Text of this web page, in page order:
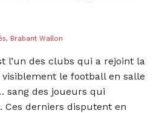
, Brabant Wallon
l’un des clubs qui a rejoint la
visiblement le football en salle
sang des joueurs qui
Ces derniers disputent en